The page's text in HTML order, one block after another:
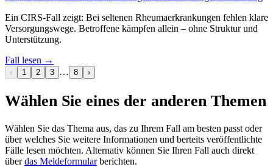
Ein CIRS-Fall zeigt: Bei seltenen Rheumaerkrankungen fehlen klare
Versorgungswege. Betroffene kämpfen allein – ohne Struktur und
Unterstützung.
Fall lesen →
‹ 1 2 3 … 8 ›
Wählen Sie eines der anderen Themen
Wählen Sie das Thema aus, das zu Ihrem Fall am besten passt oder
über welches Sie weitere Informationen und berteits veröffentlichte
Fälle lesen möchten. Alternativ können Sie Ihren Fall auch direkt
überdas Meldeformularberichten.